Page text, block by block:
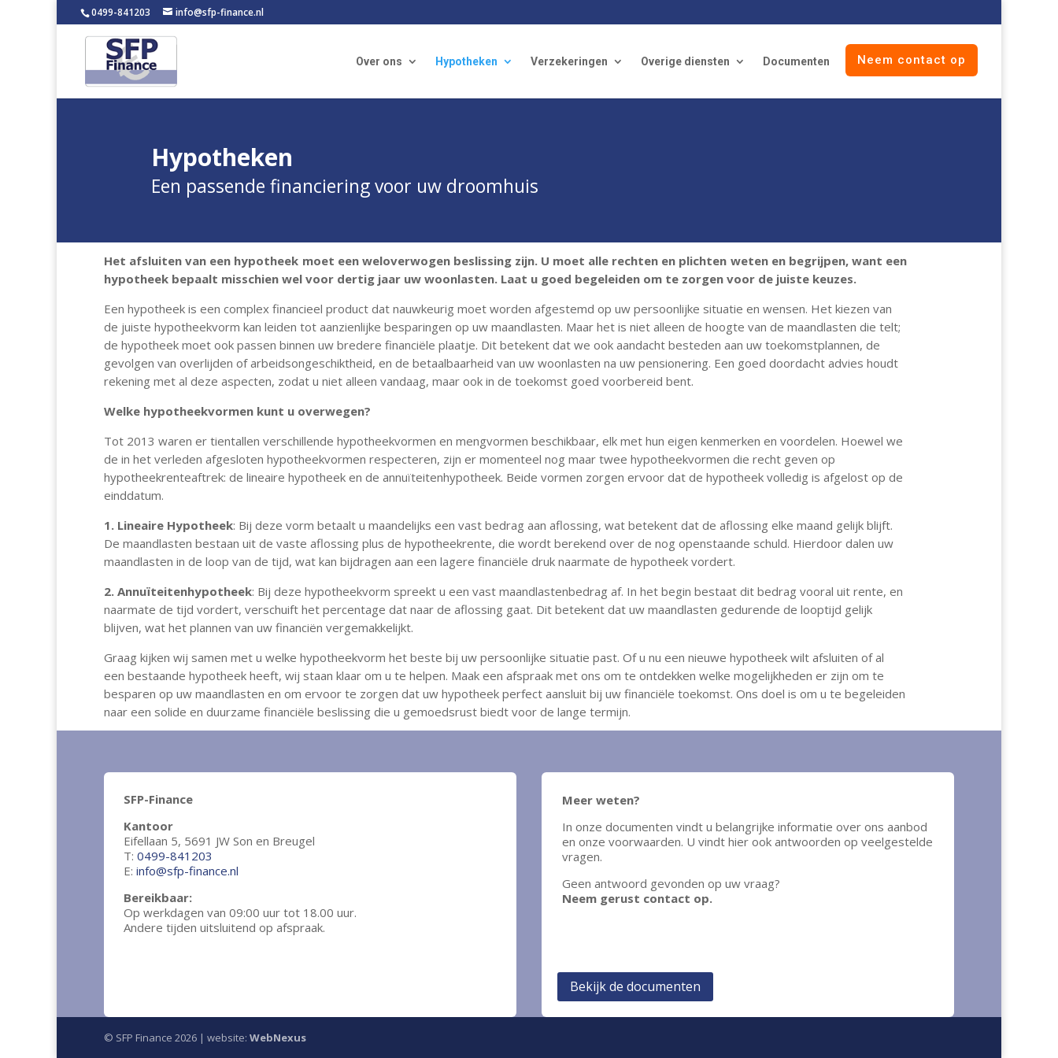
0499-841203 info@sfp-finance.nl
Neem contact op
Over ons Hypotheken Verzekeringen Overige diensten Documenten
Hypotheken
Een passende financiering voor uw droomhuis
Het afsluiten van een hypotheek moet een weloverwogen beslissing zijn. U moet alle rechten en plichten weten en begrijpen, want een
hypotheek bepaalt misschien wel voor dertig jaar uw woonlasten. Laat u goed begeleiden om te zorgen voor de juiste keuzes.
Een hypotheek is een complex financieel product dat nauwkeurig moet worden afgestemd op uw persoonlijke situatie en wensen. Het kiezen van
de juiste hypotheekvorm kan leiden tot aanzienlijke besparingen op uw maandlasten. Maar het is niet alleen de hoogte van de maandlasten die telt;
de hypotheek moet ook passen binnen uw bredere financiële plaatje. Dit betekent dat we ook aandacht besteden aan uw toekomstplannen, de
gevolgen van overlijden of arbeidsongeschiktheid, en de betaalbaarheid van uw woonlasten na uw pensionering. Een goed doordacht advies houdt
rekening met al deze aspecten, zodat u niet alleen vandaag, maar ook in de toekomst goed voorbereid bent.
Welke hypotheekvormen kunt u overwegen?
Tot 2013 waren er tientallen verschillende hypotheekvormen en mengvormen beschikbaar, elk met hun eigen kenmerken en voordelen. Hoewel we
de in het verleden afgesloten hypotheekvormen respecteren, zijn er momenteel nog maar twee hypotheekvormen die recht geven op
hypotheekrenteaftrek: de lineaire hypotheek en de annuïteitenhypotheek. Beide vormen zorgen ervoor dat de hypotheek volledig is afgelost op de
einddatum.
1. Lineaire Hypotheek: Bij deze vorm betaalt u maandelijks een vast bedrag aan aflossing, wat betekent dat de aflossing elke maand gelijk blijft.
De maandlasten bestaan uit de vaste aflossing plus de hypotheekrente, die wordt berekend over de nog openstaande schuld. Hierdoor dalen uw
maandlasten in de loop van de tijd, wat kan bijdragen aan een lagere financiële druk naarmate de hypotheek vordert.
2. Annuïteitenhypotheek: Bij deze hypotheekvorm spreekt u een vast maandlastenbedrag af. In het begin bestaat dit bedrag vooral uit rente, en
naarmate de tijd vordert, verschuift het percentage dat naar de aflossing gaat. Dit betekent dat uw maandlasten gedurende de looptijd gelijk
blijven, wat het plannen van uw financiën vergemakkelijkt.
Graag kijken wij samen met u welke hypotheekvorm het beste bij uw persoonlijke situatie past. Of u nu een nieuwe hypotheek wilt afsluiten of al
een bestaande hypotheek heeft, wij staan klaar om u te helpen. Maak een afspraak met ons om te ontdekken welke mogelijkheden er zijn om te
besparen op uw maandlasten en om ervoor te zorgen dat uw hypotheek perfect aansluit bij uw financiële toekomst. Ons doel is om u te begeleiden
naar een solide en duurzame financiële beslissing die u gemoedsrust biedt voor de lange termijn.
SFP-Finance
Kantoor
Eifellaan 5, 5691 JW Son en Breugel
T: 0499-841203
E: info@sfp-finance.nl
Bereikbaar:
Op werkdagen van 09:00 uur tot 18.00 uur.
Andere tijden uitsluitend op afspraak.
Meer weten?
In onze documenten vindt u belangrijke informatie over ons aanbod
en onze voorwaarden. U vindt hier ook antwoorden op veelgestelde
vragen.
Geen antwoord gevonden op uw vraag?
Neem gerust contact op.
Bekijk de documenten
© SFP Finance 2026 | website: WebNexus